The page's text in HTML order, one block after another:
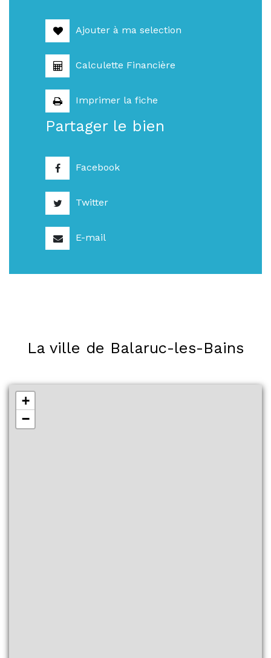
Ajouter à ma selection
Calculette Financière
Imprimer la fiche
Partager le bien
Facebook
Twitter
E-mail
La ville de Balaruc-les-Bains
+
−